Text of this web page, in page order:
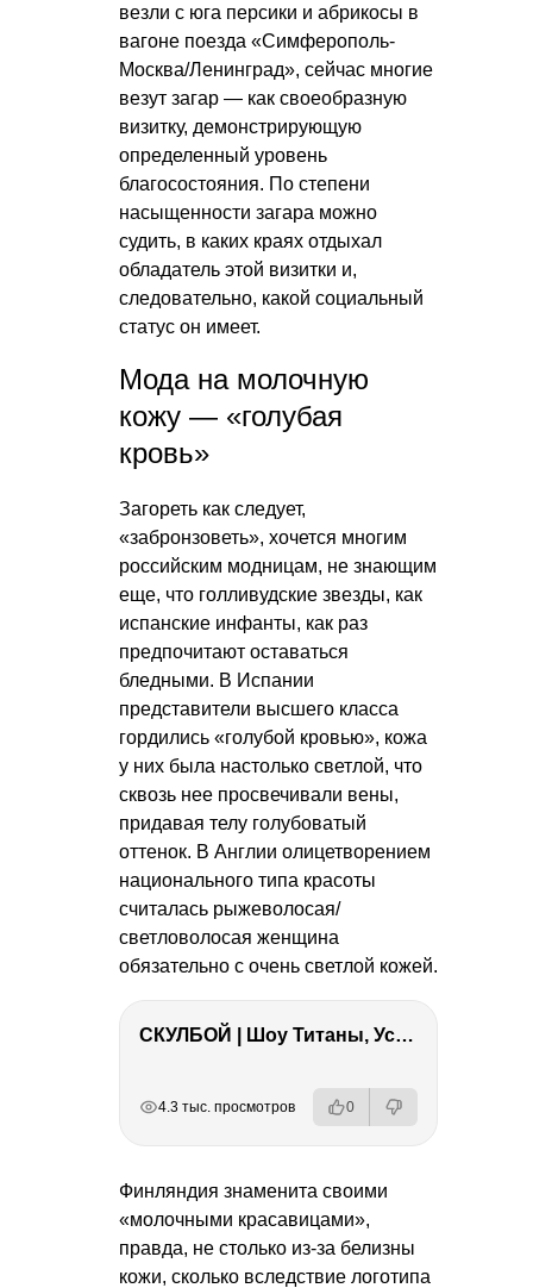
везли с юга персики и абрикосы в
вагоне поезда «Симферополь-
Москва/Ленинград», сейчас многие
везут загар — как своеобразную
визитку, демонстрирующую
определенный уровень
благосостояния. По степени
насыщенности загара можно
судить, в каких краях отдыхал
обладатель этой визитки и,
следовательно, какой социальный
статус он имеет.
Мода на молочную
кожу — «голубая
кровь»
Загореть как следует,
«забронзоветь», хочется многим
российским модницам, не знающим
еще, что голливудские звезды, как
испанские инфанты, как раз
предпочитают оставаться
бледными. В Испании
представители высшего класса
гордились «голубой кровью», кожа
у них была настолько светлой, что
сквозь нее просвечивали вены,
придавая телу голубоватый
оттенок. В Англии олицетворением
национального типа красоты
считалась рыжеволосая/
светловолосая женщина
обязательно с очень светлой кожей.
СКУЛБОЙ | Шоу Титаны, Усейн Болт, Ларрат, Зашквар!
4.3 тыс. просмотров 0
Финляндия знаменита своими
«молочными красавицами»,
правда, не столько из-за белизны
кожи, сколько вследствие логотипа